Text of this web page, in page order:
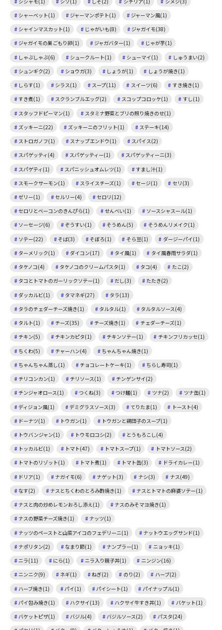
シャーベット(1)
ジャーマンポテト(1)
ジャーマン風(1)
シャインマスカット(1)
じゃがいも(8)
ジャガイモ(38)
ジャガイモの巣ごもり卵(1)
ジャガバター(1)
じゃが芋(1)
しゃぶしゃぶ(6)
シュークルート(1) シューマイ(1)
しゅうまい(2)
シュンギク(2)
ショウガ(3) しょうが(1)
しょうが焼き(1)
しらす(1)
シラス(1) スープ(11) スイーツ(6)
すき焼き(1)
すき煮(1)
スクランブルエッグ(2) スコップコロッケ(1)
すし(1)
スタッフドピーマン(1)
スタミナ野菜とブリの照り焼きのせ(1)
ズッキーニ(22)
ズッキーニのフリット(1)
ステーキ(14)
ストロガノフ(1)
スナップエンドウ(1)
スパイス(2)
スパゲッティ(4)
スパゲッティー(1)
スパゲッティーニ(3)
スパゲティ(1)
スパニッシュオムレツ(1)
すまし汁(1)
スモークサーモン(1)
スライスチーズ(1) セージ(1)
セリ(3)
ゼリー(1)
セルリー(4)
セロリ(12)
セロリとベーコンのきんぴら(1)
せんべい(1)
ソースシャスール(1)
ソーセージ(6)
ぞうすい(1) そうめん(5)
そうめんリメイク(1)
ソテー(22)
そば(3) そぼろ(1) そら豆(1)
ダージーパイ(1)
ターメリック(1)
ダイコン(17) タイ風(1)
タイ風春雨サラダ(1)
タケノコ(4)
タケノコのクリームパスタ(1) タコ(4)
たこ(2)
タコとトマトのガーリックソテー(1)
だし(3)
たたき(2)
ダッカルビ(1)
タマネギ(27)
タラ(13)
タラのチェダーチーズ焼き(1)
タルタル(1)
タルタルソース(4)
タルト(1)
チーズ(35) チーズ焼き(1)
チェダーチーズ(1)
チキン(5)
チキンカピタ(1) チキンソテー(1)
チキンフリカッセ(1)
ちくわ(5)
チャーハン(4)
ちゃんちゃん焼き(1)
ちゃんちゃん蒸し(1)
チョコレートケーキ(1)
ちらし寿司(1)
チリコンカン(1)
チリソース(1)
チンゲンサイ(2)
チンジャオロース(1)
つくね(3) つけ麺(1) ツナ(2)
ツナ缶(1)
ディジョン風(1)
デミグラスソース(3) てりたま(1)
トースト(4)
ドーナツ(1)
トウガン(1)
トウガンと鶏団子のスープ(1)
トウバンジャン(1)
トウモロコシ(2)
とうもろこし(4)
トッカルビ(1)
トマト(47) トマトスープ(1)
トマトソース(2)
トマトのリゾット(1)
トマト煮(1) トマト缶(3)
ドライカレー(1)
ドリア(1)
ナガイモ(6) ナゲット(3) ナシ(3)
ナス(49)
なす(2)
ナスとちくわのとろみ酢焼き(1)
ナスとトマトの麻婆ソテー(1)
ナスと肉の炒めレモンおろし添え(1)
ナスのみそマヨ焼き(1)
ナスの野菜チーズ焼き(1)
ナッツ(1)
ナッツのペーストと山菜アイコのフェデリーニ(1)
ナットウエッグサンド(1)
ナポリタン(2)
なまり節(1) ナンプラー(1)
ニョッキ(1)
ニラ(11)
にら(1) ニラ入り親子丼(1)
ニンジン(16)
ニンニク(9)
ネギ(1) ねぎ(2) のり(2)
ハーブ(2)
ハーブ焼き(1)
パイ(1) パイシート(1)
パイナップル(1)
パイ包み焼き(1)
ハクサイ(13) ハクサイ牛すき丼(1)
バケット(1)
バケットピザ(1)
バジル(4) バジルソース(2)
パスタ(24)